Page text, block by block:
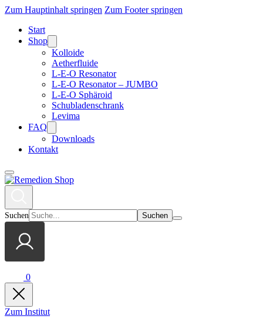
Zum Hauptinhalt springen Zum Footer springen
Start
Shop
Kolloide
Aetherfluide
L-E-O Resonator
L-E-O Resonator – JUMBO
L-E-O Sphäroid
Schubladenschrank
Levima
FAQ
Downloads
Kontakt
Suchen
0
Zum Institut